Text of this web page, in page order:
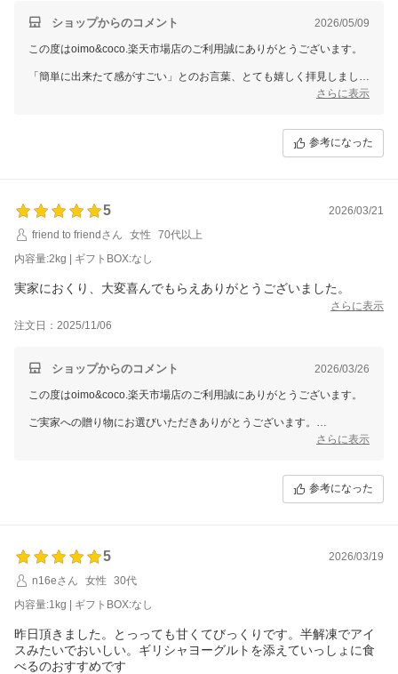
ショップからのコメント 2026/05/09
この度はoimo&coco.楽天市場店のご利用誠にありがとうございます。
「簡単に出来たて感がすごい」とのお言葉、とても嬉しく拝見しまし
さらにリピートしていただけているとのこと、スタッフ一同大変励みに
さらに表示
参考になった
5
2026/03/21
friend to friendさん
女性
70代以上
内容量:2kg | ギフトBOX:なし
実家におくり、大変喜んでもらえありがとうございました。
さらに表示
注文日：2025/11/06
ショップからのコメント 2026/03/26
この度はoimo&coco.楽天市場店のご利用誠にありがとうございます。
ご実家への贈り物にお選びいただきありがとうございます。
さらに表示
参考になった
5
2026/03/19
n16eさん
女性
30代
内容量:1kg | ギフトBOX:なし
昨日頂きました。とっっても甘くてびっくりです。半解凍でアイ
スみたいでおいしい。ギリシャヨーグルトを添えていっしょに食
べるのおすすめです